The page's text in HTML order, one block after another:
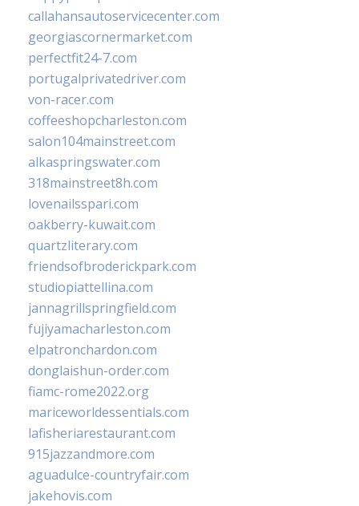
callahansautoservicecenter.com
georgiascornermarket.com
perfectfit24-7.com
portugalprivatedriver.com
von-racer.com
coffeeshopcharleston.com
salon104mainstreet.com
alkaspringswater.com
318mainstreet8h.com
lovenailsspari.com
oakberry-kuwait.com
quartzliterary.com
friendsofbroderickpark.com
studiopiattellina.com
jannagrillspringfield.com
fujiyamacharleston.com
elpatronchardon.com
donglaishun-order.com
fiamc-rome2022.org
mariceworldessentials.com
lafisheriarestaurant.com
915jazzandmore.com
aguadulce-countryfair.com
jakehovis.com